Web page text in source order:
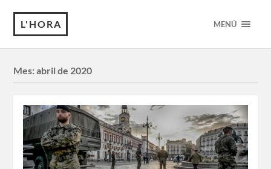
L'HORA MENÚ
Mes:abril de 2020